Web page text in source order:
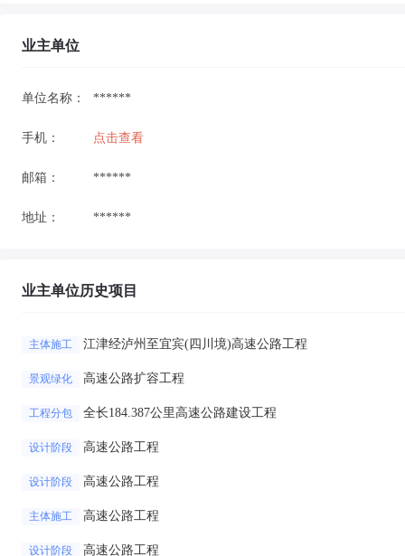
业主单位
单位名称： ******
手机： 点击查看
邮箱： ******
地址： ******
业主单位历史项目
主体施工 江津经泸州至宜宾(四川境)高速公路工程
景观绿化 高速公路扩容工程
工程分包 全长184.387公里高速公路建设工程
设计阶段 高速公路工程
设计阶段 高速公路工程
主体施工 高速公路工程
设计阶段 高速公路工程